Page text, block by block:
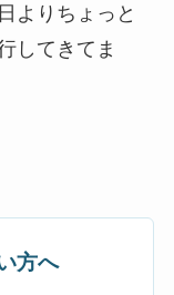
よりちょっと
してきてま
方へ